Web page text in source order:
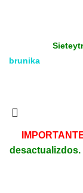
brunika
desactualizdos.